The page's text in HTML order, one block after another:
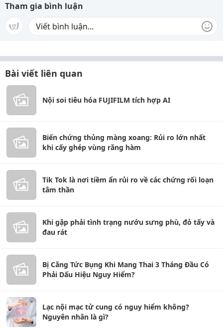
Tham gia bình luận
Bài viết liên quan
Nội soi tiêu hóa FUJIFILM tích hợp AI
Biến chứng thủng màng xoang: Rủi ro lớn nhất
khi cấy ghép vùng răng hàm
Tik Tok là nơi tiềm ẩn rủi ro về các chứng rối loạn
tâm thần
Khi gặp phải tình trạng nướu sưng phù, đỏ tấy và
đau rát
Bị Căng Tức Bụng Khi Mang Thai 3 Tháng Đầu Có
Phải Dấu Hiệu Nguy Hiểm?
Lạc nội mạc tử cung có nguy hiểm không?
Nguyên nhân là gì?